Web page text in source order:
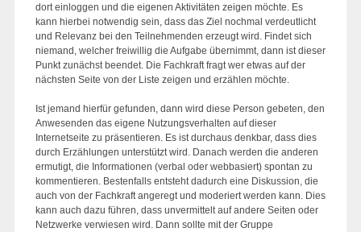
dort einloggen und die eigenen Aktivitäten zeigen möchte. Es
kann hierbei notwendig sein, dass das Ziel nochmal verdeutlicht
und Relevanz bei den Teilnehmenden erzeugt wird. Findet sich
niemand, welcher freiwillig die Aufgabe übernimmt, dann ist dieser
Punkt zunächst beendet. Die Fachkraft fragt wer etwas auf der
nächsten Seite von der Liste zeigen und erzählen möchte.
Ist jemand hierfür gefunden, dann wird diese Person gebeten, den
Anwesenden das eigene Nutzungsverhalten auf dieser
Internetseite zu präsentieren. Es ist durchaus denkbar, dass dies
durch Erzählungen unterstützt wird. Danach werden die anderen
ermutigt, die Informationen (verbal oder webbasiert) spontan zu
kommentieren. Bestenfalls entsteht dadurch eine Diskussion, die
auch von der Fachkraft angeregt und moderiert werden kann. Dies
kann auch dazu führen, dass unvermittelt auf andere Seiten oder
Netzwerke verwiesen wird. Dann sollte mit der Gruppe